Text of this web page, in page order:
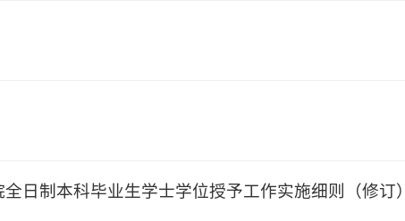
日制本科毕业生学士学位授予工作实施细则（修订）